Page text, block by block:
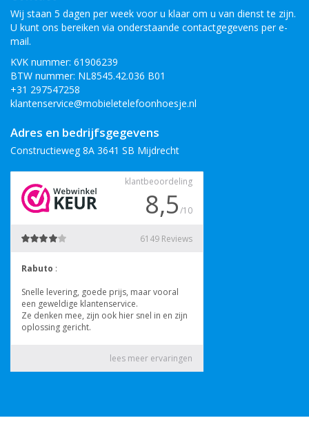
Wij staan 5 dagen per week voor u klaar om u van dienst te zijn.
U kunt ons bereiken via onderstaande contactgegevens per e-
mail.
KVK nummer: 61906239
BTW nummer: NL8545.42.036 B01
+31 297547258
klantenservice@mobieletelefoonhoesje.nl
Adres en bedrijfsgegevens
Constructieweg 8A 3641 SB Mijdrecht